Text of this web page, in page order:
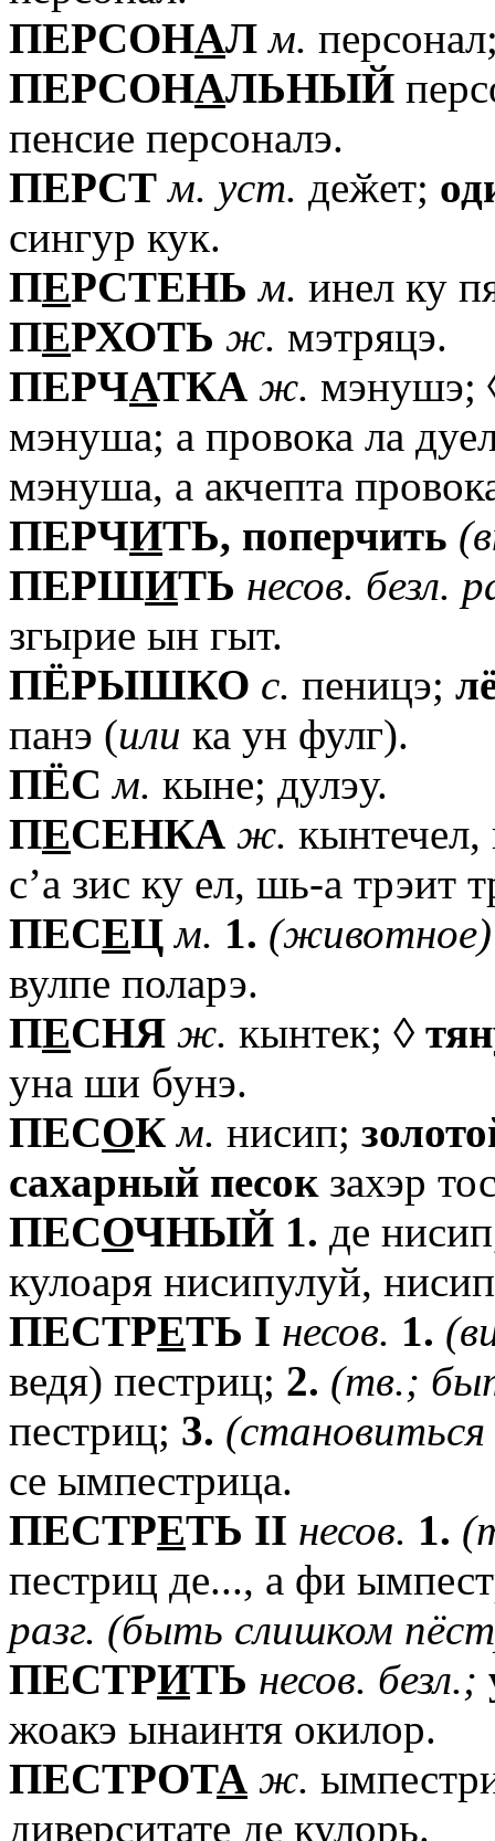
ПЕРСОНАЛ м.
ПЕРСОНАЛЬНЫЙ
пенсие персоналэ.
ПЕРСТ м. уст. деӂет;
сингур кук.
ПЕРСТЕНЬ м. инел ку
ПЕРХОТЬ ж. мэтряцэ.
ПЕРЧАТКА ж. мэнушэ;
мэнуша; а провока ла
мэнуша, а акчепта
ПЕРЧИТЬ, поперчить
ПЕРШИТЬ несов. безл.
згырие ын гыт.
ПЁРЫШКО с. пеницэ;
панэ (или ка ун фулг).
ПЁС м. кыне; дулэу.
ПЕСЕНКА ж.
с’а зис ку ел, шь-а
ПЕСЕЦ м. 1. (животное)
вулпе поларэ.
ПЕСНЯ ж. кынтек; ◊
уна ши бунэ.
ПЕСОК м. нисип;
сахарный песок захэр
ПЕСОЧНЫЙ 1. де
кулоаря нисипулуй,
ПЕСТРЕТЬ I несов. 1.
ведя) пестриц; 2. (тв.;
пестриц; 3. (становиться
се ымпестрица.
ПЕСТРЕТЬ II несов. 1.
пестриц де..., а фи
разг. (быть слишком
ПЕСТРИТЬ несов. безл.;
жоакэ ынаинтя окилор.
ПЕСТРОТА ж.
диверситате де кулорь.